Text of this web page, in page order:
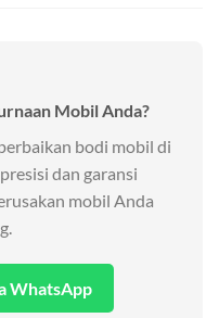
Mobil Anda?
bodi mobil di
dan garansi
mobil Anda
WhatsApp